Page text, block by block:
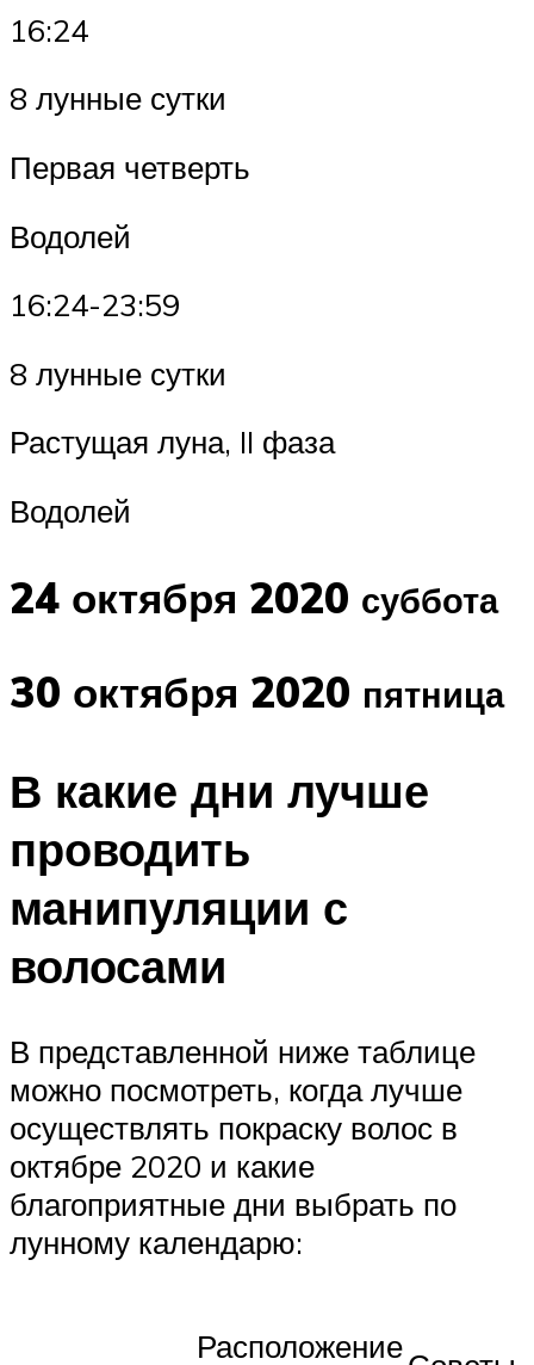
16:24
8 лунные сутки
Первая четверть
Водолей
16:24-23:59
8 лунные сутки
Растущая луна, II фаза
Водолей
24 октября 2020 суббота
30 октября 2020 пятница
В какие дни лучше
проводить
манипуляции с
волосами
В представленной ниже таблице
можно посмотреть, когда лучше
осуществлять покраску волос в
октябре 2020 и какие
благоприятные дни выбрать по
лунному календарю:
Расположение